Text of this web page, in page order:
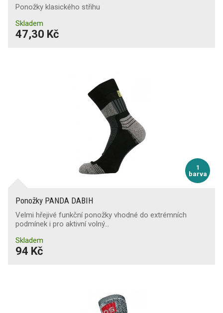
Ponožky klasického střihu
Skladem
47,30 Kč
1
barva
Ponožky PANDA DABIH
Velmi hřejivé funkční ponožky vhodné do extrémních
podmínek i pro aktivní volný…
Skladem
94 Kč